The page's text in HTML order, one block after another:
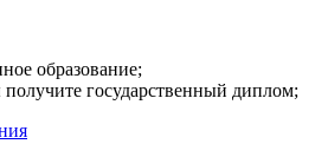
образование;
государственный диплом;